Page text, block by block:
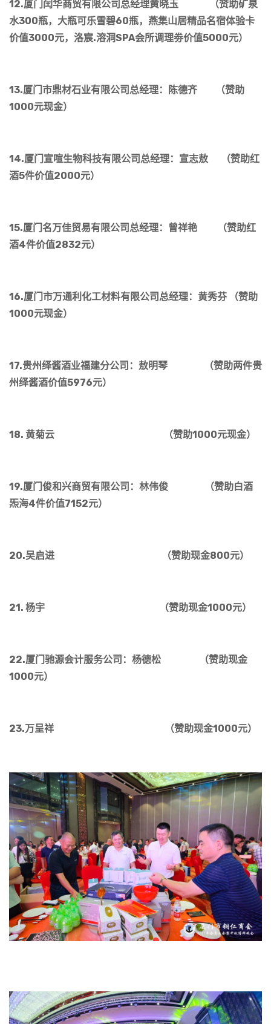
12.厦门闰华商贸有限公司总经理黄晓玉 （赞助矿泉
水300瓶，大瓶可乐雪碧60瓶，燕集山居精品名宿体验卡
价值3000元，洛宸.溶洞SPA会所调理劵价值5000元）
13.厦门市鼎材石业有限公司总经理：陈德齐 （赞助
1000元现金）
14.厦门宣喧生物科技有限公司总经理：宣志敖 （赞助红
酒5件价值2000元）
15.厦门名万佳贸易有限公司总经理：曾祥艳 （赞助红
酒4件价值2832元）
16.厦门市万通利化工材料有限公司总经理：黄秀芬 （赞助
1000元现金）
17.贵州绎酱酒业福建分公司：敖明琴 （赞助两件贵
州绎酱酒价值5976元）
18. 黄菊云 （赞助1000元现金）
19.厦门俊和兴商贸有限公司：林伟俊 （赞助白酒
炁海4件价值7152元）
20.吴启进 （赞助现金800元）
21. 杨宇 （赞助现金1000元）
22.厦门驰源会计服务公司：杨德松 （赞助现金
1000元）
23.万呈祥 （赞助现金1000元）